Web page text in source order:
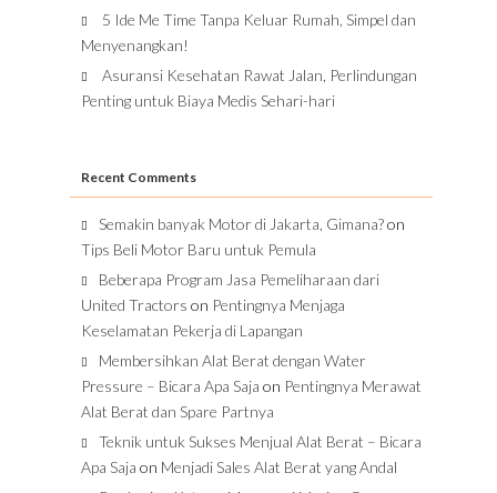
5 Ide Me Time Tanpa Keluar Rumah, Simpel dan
Menyenangkan!
Asuransi Kesehatan Rawat Jalan, Perlindungan
Penting untuk Biaya Medis Sehari-hari
Recent Comments
Semakin banyak Motor di Jakarta, Gimana?on
Tips Beli Motor Baru untuk Pemula
Beberapa Program Jasa Pemeliharaan dari
United Tractors on Pentingnya Menjaga
Keselamatan Pekerja di Lapangan
Membersihkan Alat Berat dengan Water
Pressure – Bicara Apa Saja on Pentingnya Merawat
Alat Berat dan Spare Partnya
Teknik untuk Sukses Menjual Alat Berat – Bicara
Apa Saja on Menjadi Sales Alat Berat yang Andal